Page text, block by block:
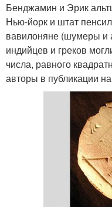
Бенджамин и Эрик
Нью-йорк и штат
вавилоняне (шумеры и
индийцев и греков
числа, равного
авторы в публикации